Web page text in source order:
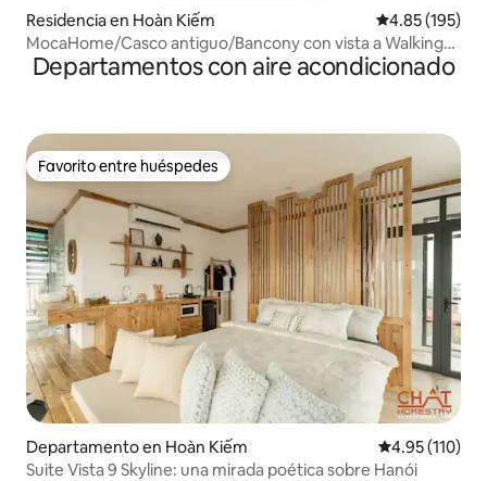
Residencia en Hoàn Kiếm Calificación
4.85 (195)
MocaHome/Casco antiguo/Bancony con vista a Walking
Street
Departamentos con aire acondicionado
Favorito entre huéspedes
Favorito entre huéspedes
Departamento en Hoàn Kiếm Calificación
4.95 (110)
Suite Vista 9 Skyline: una mirada poética sobre Hanói